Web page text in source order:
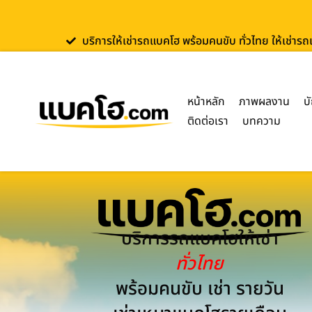
บริการให้เช่ารถแบคโฮ พร้อมคนขับ ทั่วไทย ให้เช่า
หน้าหลัก ภาพผลงาน
ติดต่อเรา
บทความ
บริการรถแบคโฮให้เช่า
ทั่วไทย
พร้อมคนขับ เช่า รายวัน